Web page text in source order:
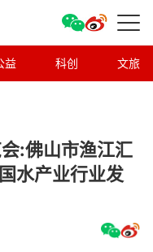
益 科创 文旅
:佛山市渔江汇
水产业行业发